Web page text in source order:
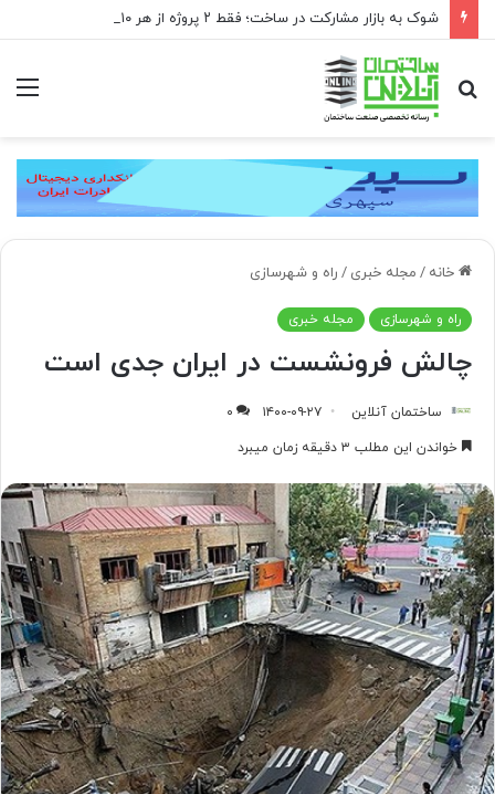
جستجو
برای
خانه / مجله خبری / راه و شهرسازی
راه و شهرسازی مجله خبری
چالش فرونشست در ایران جدی است
ساختمان آنلاین ۱۴۰۰-۰۹-۲۷
۰
خواندن این مطلب ۳ دقیقه زمان میبرد